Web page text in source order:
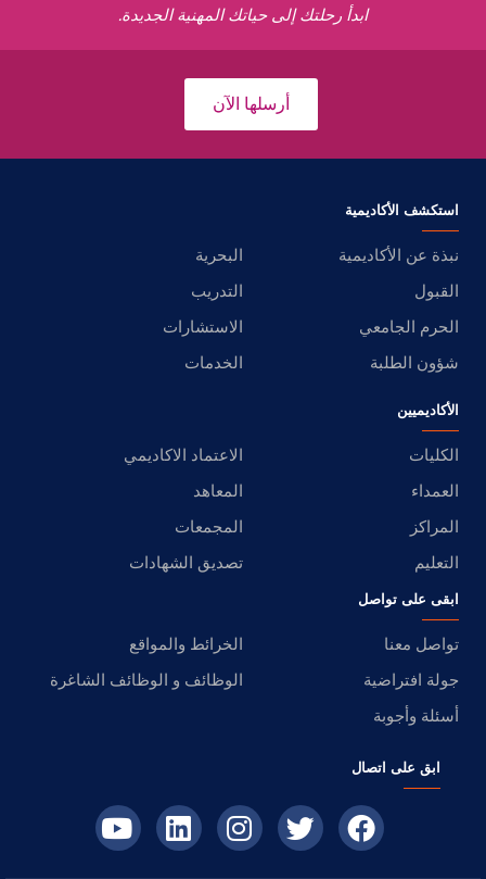
ابدأ رحلتك إلى حياتك المهنية الجديدة.
أرسلها الآن
استكشف الأكاديمية
نبذة عن الأكاديمية
البحرية
القبول
التدريب
الحرم الجامعي
الاستشارات
شؤون الطلبة
الخدمات
الأكاديميين
الكليات
الاعتماد الاكاديمي
العمداء
المعاهد
المراكز
المجمعات
التعليم
تصديق الشهادات
ابقى على تواصل
تواصل معنا
الخرائط والمواقع
جولة افتراضية
الوظائف و الوظائف الشاغرة
أسئلة وأجوبة
ابق على اتصال